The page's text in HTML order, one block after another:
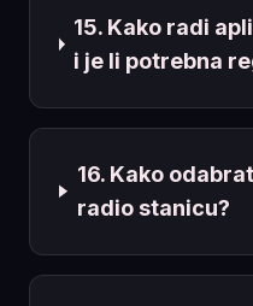
15. Kako radi
i je li potrebna
16. Kako
radio stanicu?